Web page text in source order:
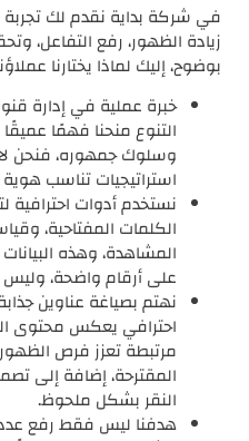
في شركة بداية نقدم لك تجربة
زيادة الظهور، رفع التفاعل،
بوضوح، إليك لماذا يختارنا
خبرة عملية في إدارة
التنوع منحنا فهمًا
وسلوك جمهوره، فنحن
استراتيجيات تناسب
نستخدم أدوات احترافية
الكلمات المفتاحية،
المشاهدة، وهذه
على أرقام واضحة،
نهتم بصياغة عناوين
احترافي يعكس محتوى
مرتبطة تعزز فرص
المقترحة، إضافة إلى
النقر بشكل ملحوظ.
هدفنا ليس فقط رفع